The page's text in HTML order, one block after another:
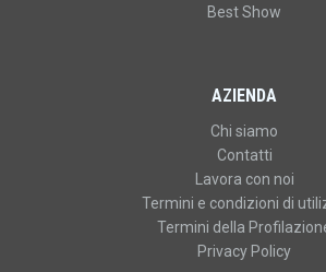
Best Show
AZIENDA
Chi siamo
Contatti
Lavora con noi
Termini e condizioni di
Termini della
Privacy Policy